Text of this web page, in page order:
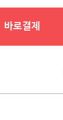
바로결제